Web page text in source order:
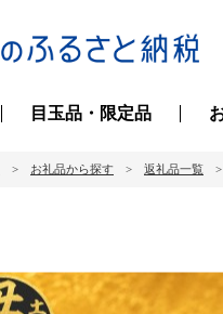
目玉品・限定品
お礼品から探す 返礼品一覧